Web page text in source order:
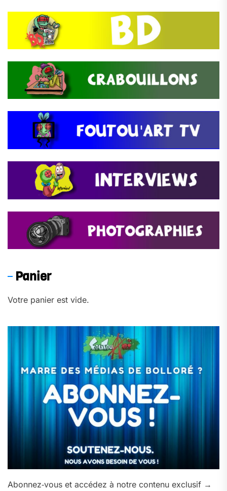
Panier
Votre panier est vide.
Abonnez‑vous et accédez à notre contenu exclusif →